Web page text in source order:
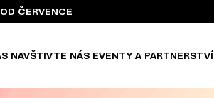
ČERVENCE
NAVŠTIVTE NÁS EVENTY A PARTNERSTVÍ